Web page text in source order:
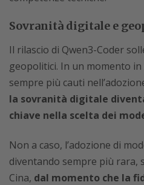
Sovranità digitale e
Il rilascio di Qwen3-Coder
geopolitici. In un momento
sempre più cauti
la sovranità digitale
chiave nella scelta dei
Non a caso, l’adozione di
diventando sempre più rara,
Cina, dal momento che la